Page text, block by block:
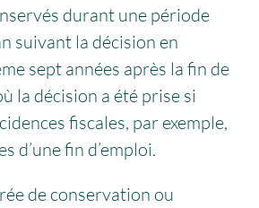
durant une période
suivant la décision en
sept années après la fin de
la décision a été prise si
fiscales, par exemple,
d’une fin d’emploi.
de conservation ou